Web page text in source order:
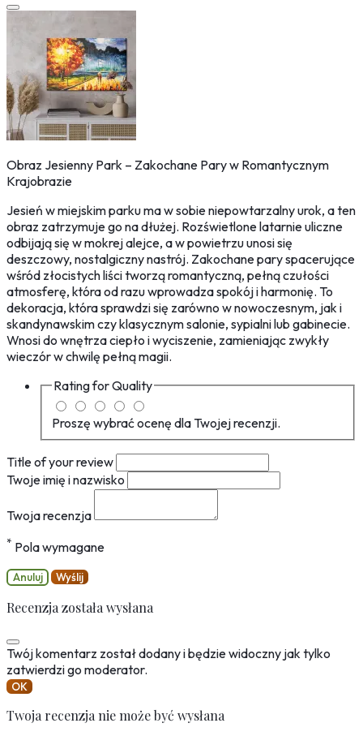
Obraz Jesienny Park – Zakochane Pary w Romantycznym
Krajobrazie
Jesień w miejskim parku ma w sobie niepowtarzalny urok, a ten
obraz zatrzymuje go na dłużej. Rozświetlone latarnie uliczne
odbijają się w mokrej alejce, a w powietrzu unosi się
deszczowy, nostalgiczny nastrój. Zakochane pary spacerujące
wśród złocistych liści tworzą romantyczną, pełną czułości
atmosferę, która od razu wprowadza spokój i harmonię. To
dekoracja, która sprawdzi się zarówno w nowoczesnym, jak i
skandynawskim czy klasycznym salonie, sypialni lub gabinecie.
Wnosi do wnętrza ciepło i wyciszenie, zamieniając zwykły
wieczór w chwilę pełną magii.
Rating forQuality
Proszę wybrać ocenę dla Twojej recenzji.
Title of your review
Twoje imię i nazwisko
Twoja recenzja
* Pola wymagane
Anuluj Wyślij
Recenzja została wysłana
Twój komentarz został dodany i będzie widoczny jak tylko
zatwierdzi go moderator.
OK
Twoja recenzja nie może być wysłana